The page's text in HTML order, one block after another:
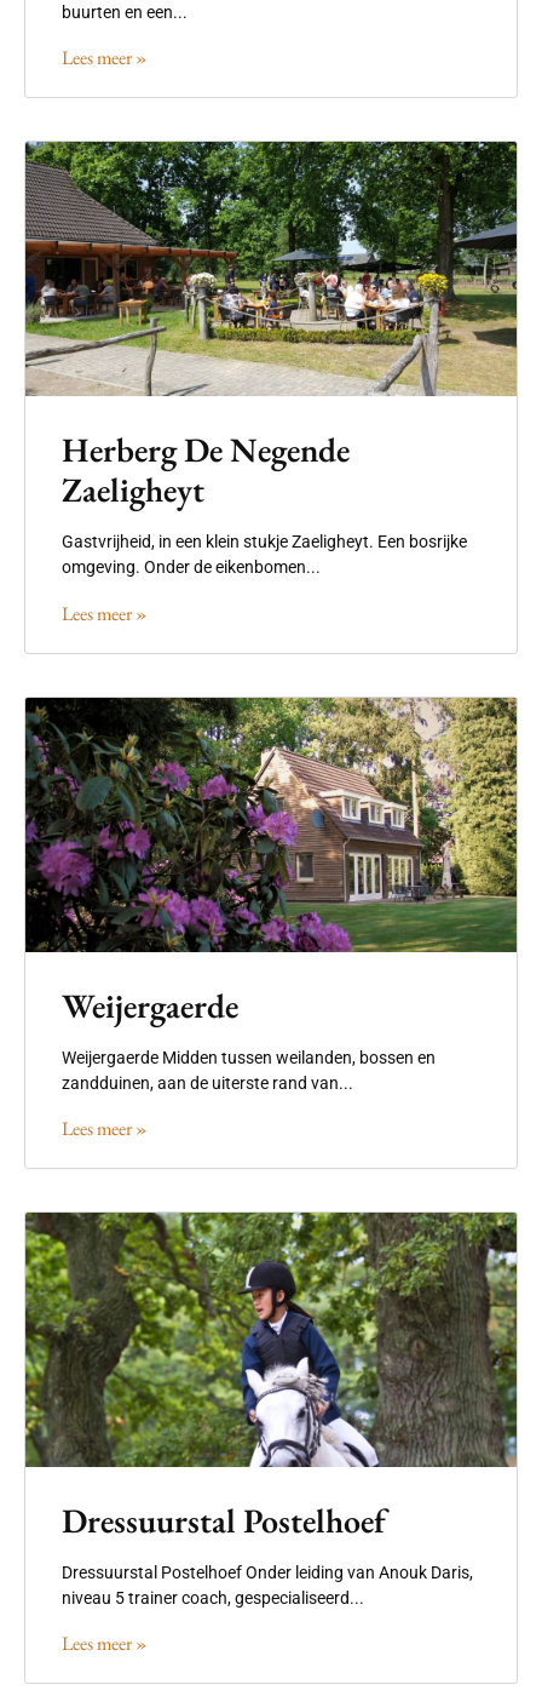
buurten en een...
Lees meer »
Herberg De Negende
Zaeligheyt
Gastvrijheid, in een klein stukje Zaeligheyt. Een bosrijke
omgeving. Onder de eikenbomen...
Lees meer »
Weijergaerde
Weijergaerde Midden tussen weilanden, bossen en
zandduinen, aan de uiterste rand van...
Lees meer »
Dressuurstal Postelhoef
Dressuurstal Postelhoef Onder leiding van Anouk Daris,
niveau 5 trainer coach, gespecialiseerd...
Lees meer »